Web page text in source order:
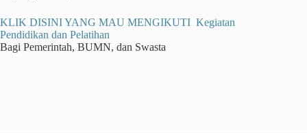
KLIK DISINI YANG MAU MENGIKUTI Kegiatan
Pendidikan dan Pelatihan
Bagi Pemerintah, BUMN, dan Swasta